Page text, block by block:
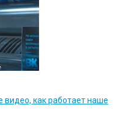
видео, как работает наше